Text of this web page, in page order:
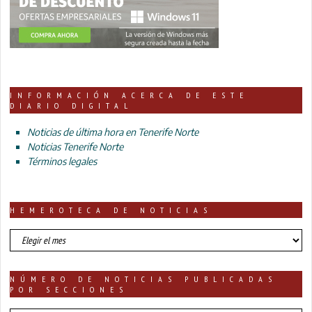
INFORMACIÓN ACERCA DE ESTE
DIARIO DIGITAL
Noticias de última hora en Tenerife Norte
Noticias Tenerife Norte
Términos legales
HEMEROTECA DE NOTICIAS
HEMEROTECA
DE
NÚMERO DE NOTICIAS PUBLICADAS
POR SECCIONES